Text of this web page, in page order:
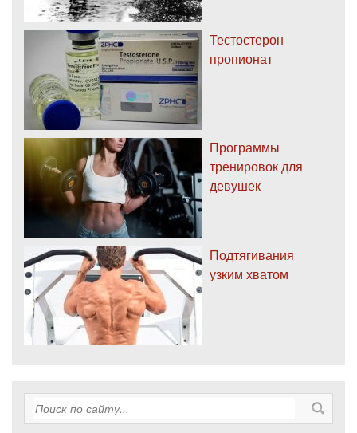
Тестостерон
пропионат
Программы
тренировок для
девушек
Подтягивания
узким хватом